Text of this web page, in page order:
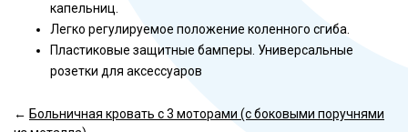
капельниц.
Легко регулируемое положение коленного сгиба.
Пластиковые защитные бамперы. Универсальные
розетки для аксессуаров
← Больничная кровать с 3 моторами (с боковыми поручнями